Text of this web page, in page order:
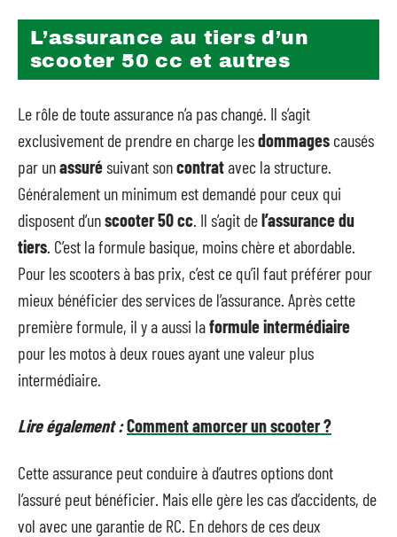
L’assurance au tiers d’un
scooter 50 cc et autres
Le rôle de toute assurance n’a pas changé. Il s’agit
exclusivement de prendre en charge lesdommages causés
par unassurésuivant soncontratavec la structure.
Généralement un minimum est demandé pour ceux qui
disposent d’unscooter 50 cc . Il s’agit del’assurance du
tiers . C’est la formule basique, moins chère et abordable.
Pour les scooters à bas prix, c’est ce qu’il faut préférer pour
mieux bénéficier des services de l’assurance. Après cette
première formule, il y a aussi laformule intermédiaire
pour les motos à deux roues ayant une valeur plus
intermédiaire.
Lire également :Comment amorcer un scooter ?
Cette assurance peut conduire à d’autres options dont
l’assuré peut bénéficier. Mais elle gère les cas d’accidents, de
vol avec une garantie de RC. En dehors de ces deux